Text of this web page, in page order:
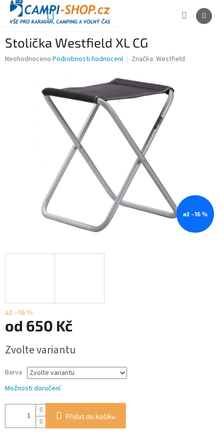
Přejít
obsah
NÁKUPNÍ
Stolička Westfield XL CG
Průměrné
Neohodnoceno Podrobnosti hodnocení Značka: Westfield
až –16 %
až –16 %
od 650 Kč
cena:
Zvolte variantu
Barva
Možnosti doručení
Přidat do košíku